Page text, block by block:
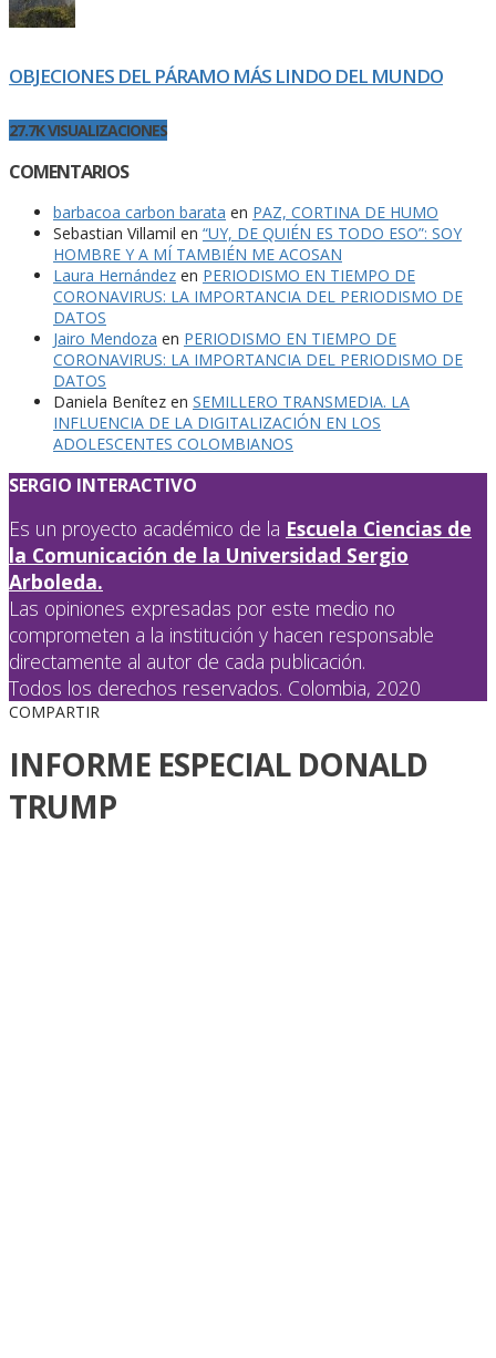
OBJECIONES DEL PÁRAMO MÁS LINDO DEL MUNDO
27.7K VISUALIZACIONES
COMENTARIOS
barbacoa carbon barata en PAZ, CORTINA DE HUMO
Sebastian Villamil en “UY, DE QUIÉN ES TODO ESO”: SOY
HOMBRE Y A MÍ TAMBIÉN ME ACOSAN
Laura Hernández en PERIODISMO EN TIEMPO DE
CORONAVIRUS: LA IMPORTANCIA DEL PERIODISMO DE
DATOS
Jairo Mendoza en PERIODISMO EN TIEMPO DE
CORONAVIRUS: LA IMPORTANCIA DEL PERIODISMO DE
DATOS
Daniela Benítez en SEMILLERO TRANSMEDIA. LA
INFLUENCIA DE LA DIGITALIZACIÓN EN LOS
ADOLESCENTES COLOMBIANOS
SERGIO INTERACTIVO
Es un proyecto académico de la Escuela Ciencias de
la Comunicación de la Universidad Sergio
Arboleda.
Las opiniones expresadas por este medio no
comprometen a la institución y hacen responsable
directamente al autor de cada publicación.
Todos los derechos reservados. Colombia, 2020
COMPARTIR
INFORME ESPECIAL DONALD
TRUMP